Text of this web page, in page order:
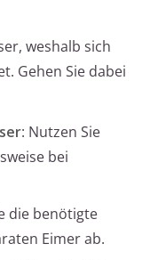
weshalb sich
Gehen Sie dabei
: Nutzen Sie
bei
die benötigte
Eimer ab.